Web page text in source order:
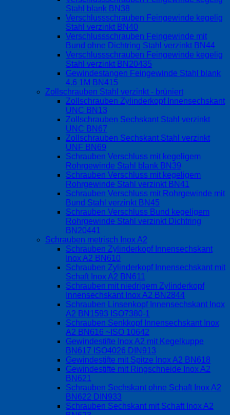
Stahl blank BN38
Verschlussschrauben Feingewinde kegelig
Stahl verzinkt BN40
Verschlussschrauben Feingewinde mit
Bund ohne Dichtring Stahl verzinkt BN44
Verschlussschrauben Feingewinde kegelig
Stahl verzinkt BN20435
Gewindestangen Feingewinde Stahl blank
4.6 1M BN415
Zollschrauben Stahl verzinkt - brüniert
Zollschrauben Zylinderkopf Innensechskant
UNC BN13
Zollschrauben Sechskant Stahl verzinkt
UNC BN67
Zollschrauben Sechskant Stahl verzinkt
UNF BN69
Schrauben Verschluss mit kegeligem
Rohrgewinde Stahl blank BN39
Schrauben Verschluss mit kegeligem
Rohrgewinde Stahl verzinkt BN41
Schrauben Verschluss mit Rohrgewinde mit
Bund Stahl verzinkt BN45
Schrauben Verschluss Bund kegeligem
Rohrgewinde Stahl verzinkt Dichtring
BN20441
Schrauben metrisch Inox A2
Schrauben Zylinderkopf Innensechskant
Inox A2 BN610
Schrauben Zylinderkopf Innensechskant mit
Schaft Inox A2 BN611
Schrauben mit niedrigem Zylinderkopf
Innensechskant Inox A2 BN2844
Schrauben Linsenkopf Innensechskant Inox
A2 BN1593 ISO7380-1
Schrauben Senkkopf Innensechskant Inox
A2 BN616 ~ISO 10642
Gewindestifte Inox A2 mit Kegelkuppe
BN617 ISO4026 DIN913
Gewindestifte mit Spitze Inox A2 BN618
Gewindestifte mit Ringschneide Inox A2
BN621
Schrauben Sechskant ohne Schaft Inox A2
BN622 DIN933
Schrauben Sechskant mit Schaft Inox A2